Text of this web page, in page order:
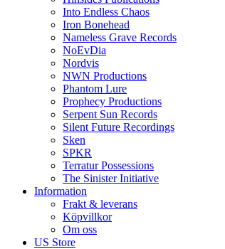
Into Endless Chaos
Iron Bonehead
Nameless Grave Records
NoEvDia
Nordvis
NWN Productions
Phantom Lure
Prophecy Productions
Serpent Sun Records
Silent Future Recordings
Sken
SPKR
Terratur Possessions
The Sinister Initiative
Information
Frakt & leverans
Köpvillkor
Om oss
US Store